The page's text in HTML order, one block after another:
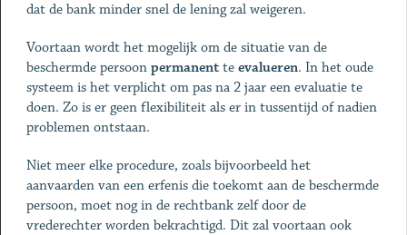
dat de bank minder snel de lening zal weigeren.
Voortaan wordt het mogelijk om de situatie van de
beschermde persoon permanentte evalueren. In het oude
systeem is het verplicht om pas na 2 jaar een evaluatie te
doen. Zo is er geen flexibiliteit als er in tussentijd of nadien
problemen ontstaan.
Niet meer elke procedure, zoals bijvoorbeeld het
aanvaarden van een erfenis die toekomt aan de beschermde
persoon, moet nog in de rechtbank zelf door de
vrederechter worden bekrachtigd. Dit zal voortaan ook